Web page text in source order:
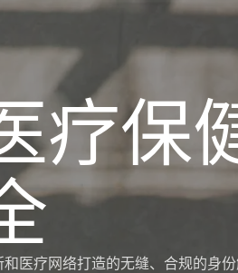
疗保
医疗网络打造的无缝、合规的身份